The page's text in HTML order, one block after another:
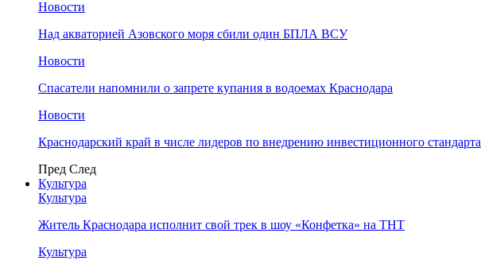
Новости
Над акваторией Азовского моря сбили один БПЛА ВСУ
Новости
Спасатели напомнили о запрете купания в водоемах Краснодара
Новости
Краснодарский край в числе лидеров по внедрению инвестиционного стандарта
Пред След
Культура
Культура
Житель Краснодара исполнит свой трек в шоу «Конфетка» на ТНТ
Культура